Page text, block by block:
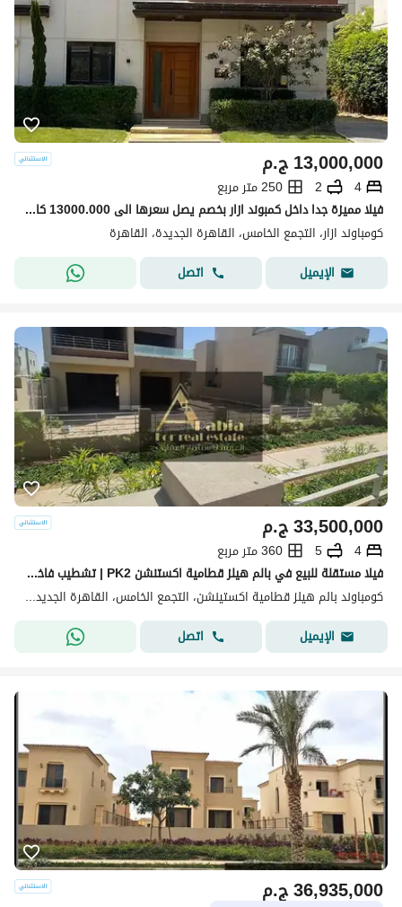
ج.م13,000,000
4
2
250 متر مربع
فيلا مميزة جدا داخل كمبوند ازار بخصم يصل سعرها الى 13000.000 كاش فقط و تستلم
كومباوند ازار، التجمع الخامس، القاهرة الجديدة، القاهرة
الإيميل
اتصل
ج.م33,500,000
4
5
360 متر مربع
فيلا مستقلة للبيع في بالم هيلز قطامية اكستنشن PK2 | تشطيب فاخر وموقع مميز
كومباوند بالم هيلز قطامية اكستينشن، التجمع الخامس، القاهرة الجديدة، القاهرة
الإيميل
اتصل
ج.م36,935,000